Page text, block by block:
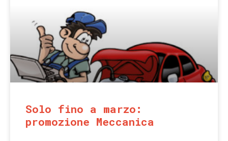
Solo fino a marzo:
promozione Meccanica